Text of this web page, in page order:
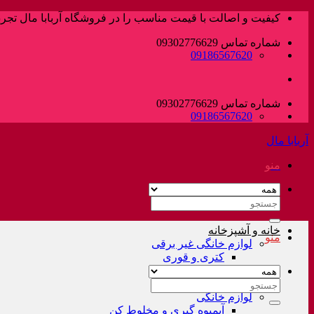
پرش
محتوا
کیفیت و اصالت با قیمت مناسب را در فروشگاه آربابا مال
شماره تماس 09302776629
09186567620
شماره تماس 09302776629
09186567620
آربابا مال
منو
جستجو
خانه و آشپزخانه
لوازم خانگی غیر برقی
کتری و قوری
لوازم خانگی
آبمیوه گیری و مخلوط کن
منو
جستجو
برای: